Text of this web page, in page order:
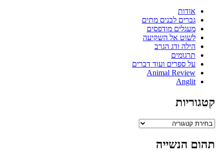
אודות
גברים לבנים מתים
מעגלים מודפסים
לשוט אל השקיעה
הילה ודג הגרב
תרגומים
על ספרים ועוד דברים
Animal Review
Anglit
קטגוריות
קטגוריות
תהום הנשייה